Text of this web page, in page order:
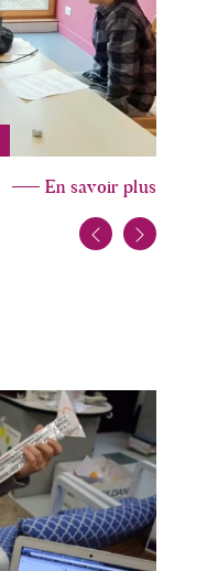
En savoir plus